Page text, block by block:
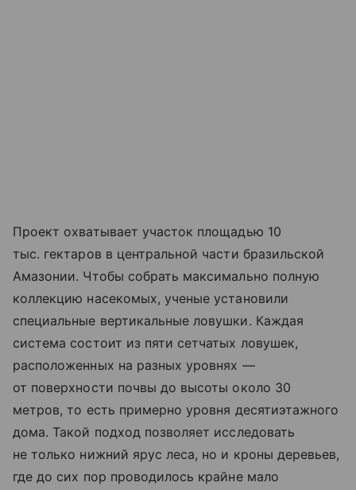
Проект охватывает участок площадью 10
тыс. гектаров в центральной части бразильской
Амазонии. Чтобы собрать максимально полную
коллекцию насекомых, ученые установили
специальные вертикальные ловушки. Каждая
система состоит из пяти сетчатых ловушек,
расположенных на разных уровнях —
от поверхности почвы до высоты около 30
метров, то есть примерно уровня десятиэтажного
дома. Такой подход позволяет исследовать
не только нижний ярус леса, но и кроны деревьев,
где до сих пор проводилось крайне мало